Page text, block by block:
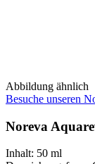
Abbildung ähnlich
Besuche unseren
Noreva
Inhalt: 50 ml